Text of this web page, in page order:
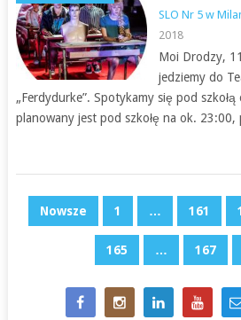
SLO Nr 5 w
2018
Moi Drodzy,
jedziemy do
„Ferdydurke”. Spotykamy się pod
planowany jest pod szkołę na ok. 23:00,
NAWIGACJA
WPISACH
Nowsze 1 … 161
165 … 167